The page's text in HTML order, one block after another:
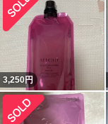
3,250円